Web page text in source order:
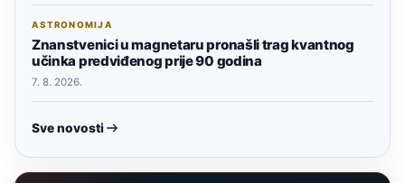
ASTRONOMIJA
Znanstvenici u magnetaru pronašli trag kvantnog
učinka predviđenog prije 90 godina
7. 8. 2026.
Sve novosti